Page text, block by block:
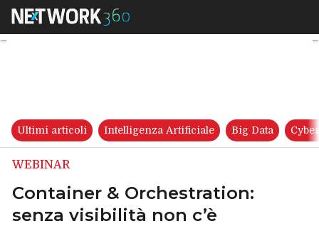
Container & Orchestration:
Ultimi articoli Intelligenza Artificiale Big Data
WEBINAR
Container & Orchestration:
senza visibilità non c’è